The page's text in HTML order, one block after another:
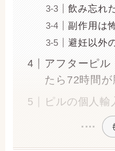
飲み忘れ
副作用は
避妊以外
アフターピル
たら72時間が
ピルの個人輸